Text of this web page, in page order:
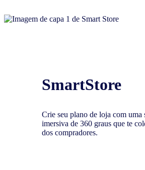
SmartStore
Crie seu plano de loja com uma
imersiva de 360 graus que te
dos compradores.